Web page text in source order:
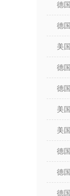
德
德
美
德
德
美
美
德
德
德